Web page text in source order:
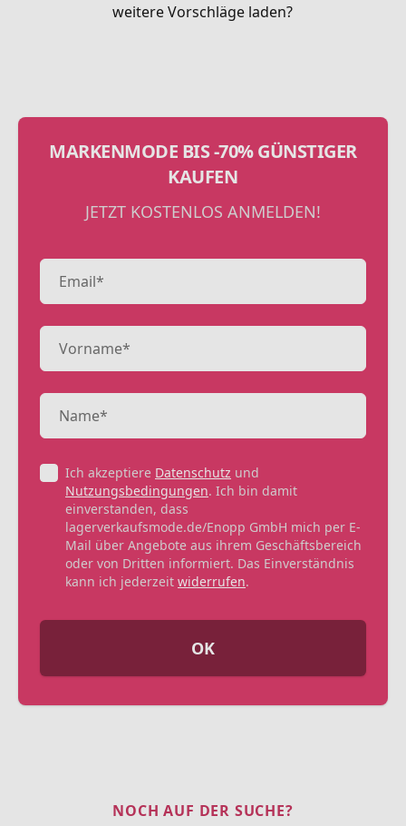
weitere Vorschläge laden?
MARKENMODE BIS -70% GÜNSTIGER
KAUFEN
JETZT KOSTENLOS ANMELDEN!
Ich akzeptiere Datenschutz und
Nutzungsbedingungen. Ich bin damit
einverstanden, dass
lagerverkaufsmode.de/Enopp GmbH mich per E-
Mail über Angebote aus ihrem Geschäftsbereich
oder von Dritten informiert. Das Einverständnis
kann ich jederzeit widerrufen.
OK
NOCH AUF DER SUCHE?